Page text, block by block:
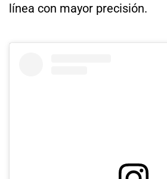
línea con mayor precisión.